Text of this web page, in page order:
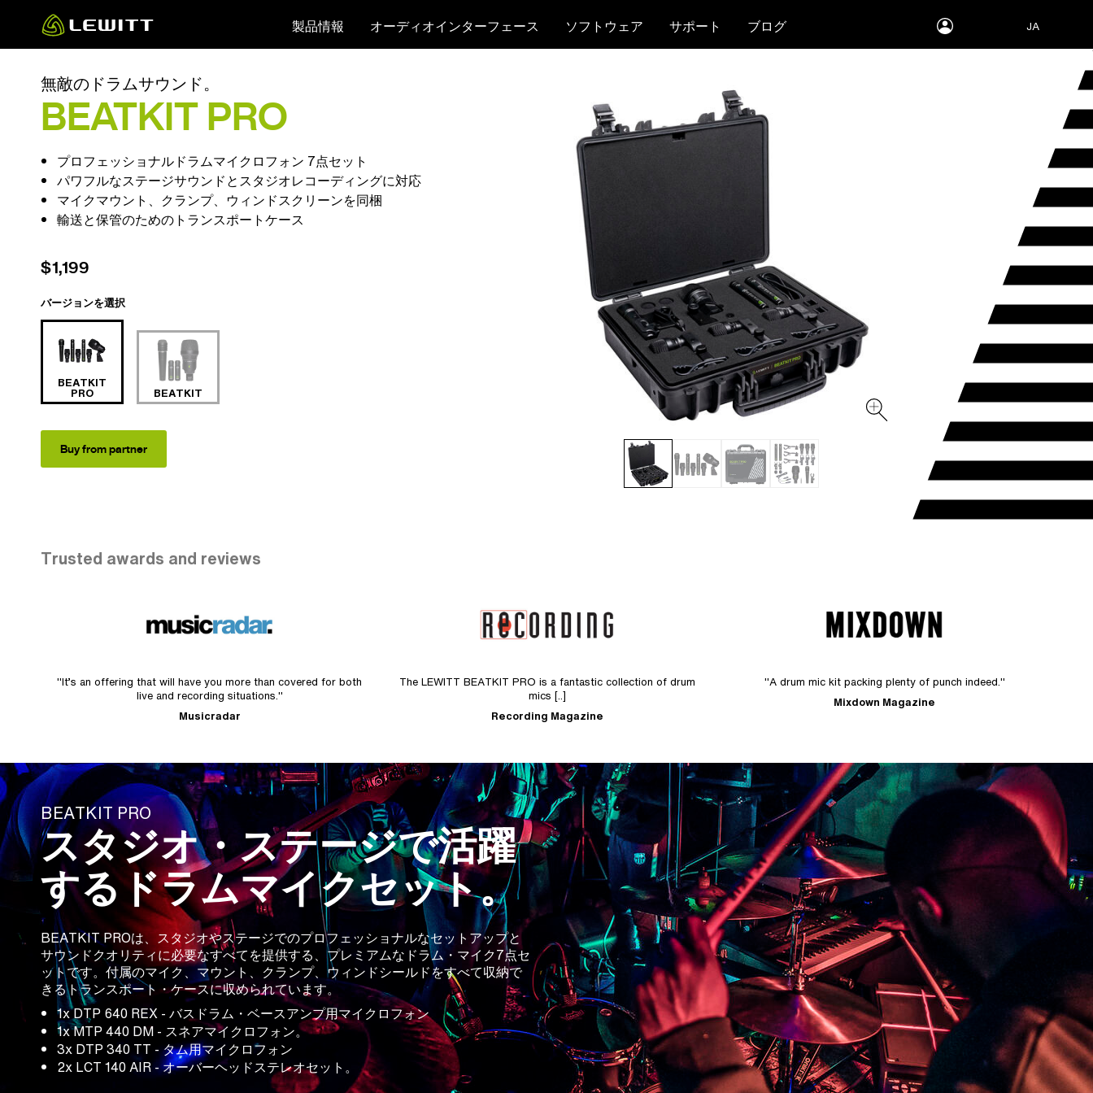
main
製品情報 オーディオインターフェース ソフトウェア サポート ブログ myLEWITT
Account
JA
無敵のドラムサウンド。
BEATKIT PRO
プロフェッショナルドラムマイクロフォン 7点セット
パワフルなステージサウンドとスタジオレコーディングに対応
マイクマウント、クランプ、ウィンドスクリーンを同梱
輸送と保管のためのトランスポートケース
$1,199
バージョンを選択
BEATKIT
PRO BEATKIT
Buy from partner
Trusted awards and reviews
"It’s an offering that will have you more than covered for both
live and recording situations."
Musicradar
The LEWITT BEATKIT PRO is a fantastic collection of drum
mics [..]
Recording Magazine
"A drum mic kit packing plenty of punch indeed."
Mixdown Magazine
BEATKIT PRO
スタジオ・ステージで活躍
するドラムマイクセット。
BEATKIT PROは、スタジオやステージでのプロフェッショナルなセットアップと
サウンドクオリティに必要なすべてを提供する、プレミアムなドラム・マイク7点セ
ットです。付属のマイク、マウント、クランプ、ウィンドシールドをすべて収納で
きるトランスポート・ケースに収められています。
1x DTP 640 REX - バスドラム・ベースアンプ用マイクロフォン
1x MTP 440 DM - スネアマイクロフォン。
3x DTP 340 TT - タム用マイクロフォン
2x LCT 140 AIR - オーバーヘッドステレオセット。